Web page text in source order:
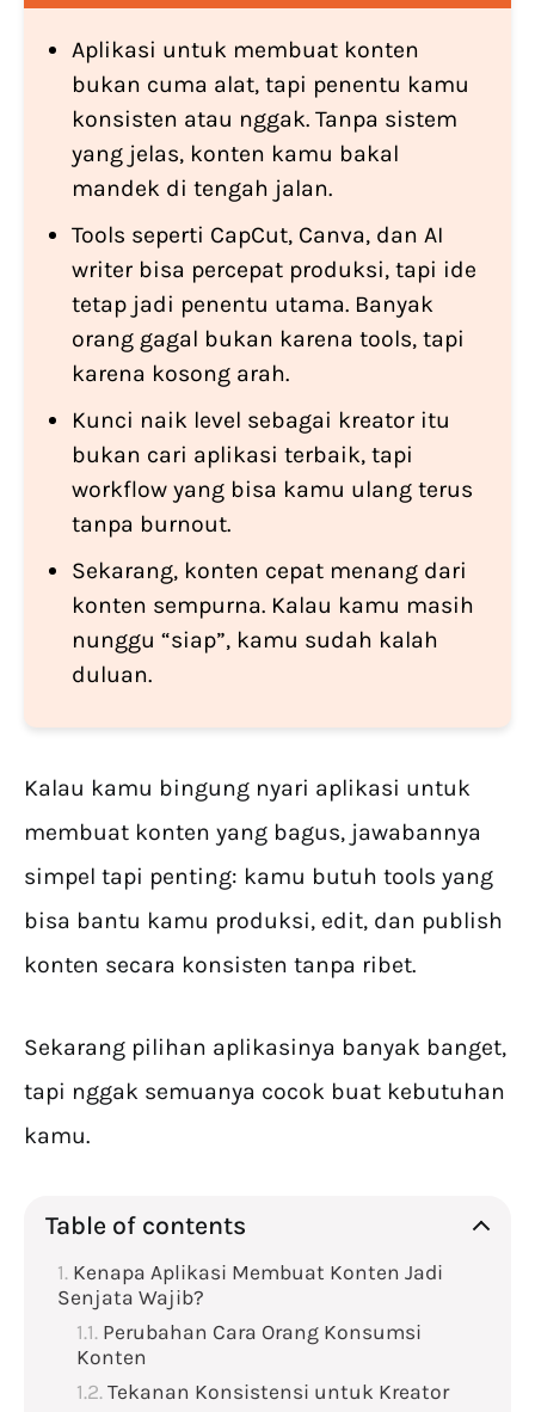
Aplikasi untuk membuat konten
bukan cuma alat, tapi penentu kamu
konsisten atau nggak. Tanpa sistem
yang jelas, konten kamu bakal
mandek di tengah jalan.
Tools seperti CapCut, Canva, dan AI
writer bisa percepat produksi, tapi ide
tetap jadi penentu utama. Banyak
orang gagal bukan karena tools, tapi
karena kosong arah.
Kunci naik level sebagai kreator itu
bukan cari aplikasi terbaik, tapi
workflow yang bisa kamu ulang terus
tanpa burnout.
Sekarang, konten cepat menang dari
konten sempurna. Kalau kamu masih
nunggu “siap”, kamu sudah kalah
duluan.
Kalau kamu bingung nyari aplikasi untuk
membuat konten yang bagus, jawabannya
simpel tapi penting: kamu butuh tools yang
bisa bantu kamu produksi, edit, dan publish
konten secara konsisten tanpa ribet.
Sekarang pilihan aplikasinya banyak banget,
tapi nggak semuanya cocok buat kebutuhan
kamu.
Table of contents
Kenapa Aplikasi Membuat Konten Jadi
Senjata Wajib?
Perubahan Cara Orang Konsumsi
Konten
Tekanan Konsistensi untuk Kreator